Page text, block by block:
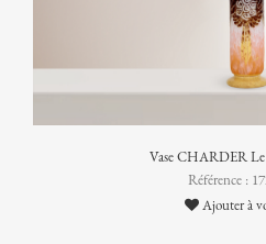
Vase CHARDER Le
Référence :
Ajouter à